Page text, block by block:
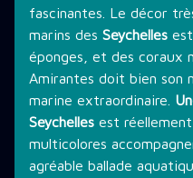
fascinantes. Le décor
marins des Seychelles
éponges, et des coraux
Amirantes doit bien son
marine extraordinaire.
Seychelles est
multicolores
agréable ballade